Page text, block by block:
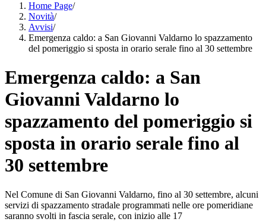
Home Page/
Novità/
Avvisi/
Emergenza caldo: a San Giovanni Valdarno lo spazzamento
del pomeriggio si sposta in orario serale fino al 30 settembre
Emergenza caldo: a San
Giovanni Valdarno lo
spazzamento del pomeriggio si
sposta in orario serale fino al
30 settembre
Nel Comune di San Giovanni Valdarno, fino al 30 settembre, alcuni
servizi di spazzamento stradale programmati nelle ore pomeridiane
saranno svolti in fascia serale, con inizio alle 17